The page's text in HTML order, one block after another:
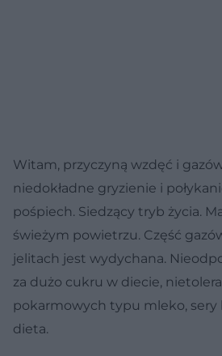
Witam, przyczyną wzdęć i
niedokładne gryzienie i
pośpiech. Siedzący tryb życia.
świeżym powietrzu. Część
jelitach jest wydychana.
za dużo cukru w diecie,
pokarmowych typu mleko, sery
dieta.